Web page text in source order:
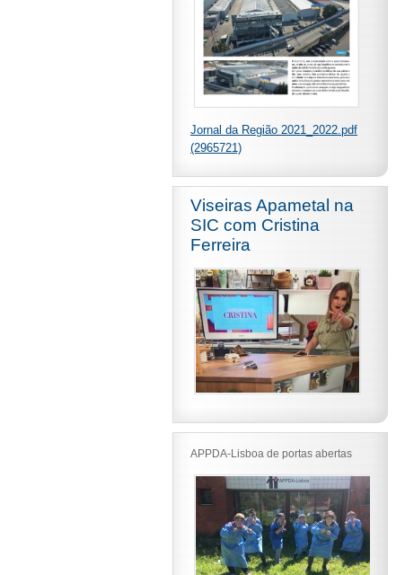
Jornal da Região 2021_2022.pdf
(2965721)
Viseiras Apametal na
SIC com Cristina
Ferreira
APPDA-Lisboa de portas abertas